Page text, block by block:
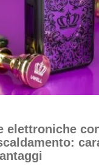
elettroniche